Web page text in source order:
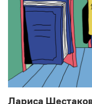
Лариса